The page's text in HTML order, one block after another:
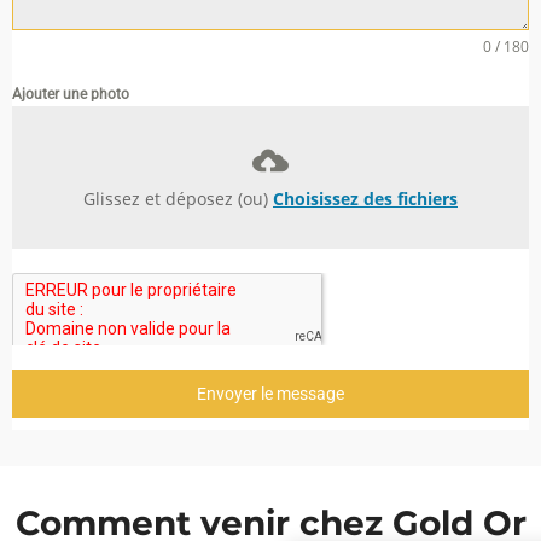
0 / 180
Ajouter une photo
Glissez et déposez (ou) Choisissez des fichiers
Envoyer le message
Comment venir chez Gold Or